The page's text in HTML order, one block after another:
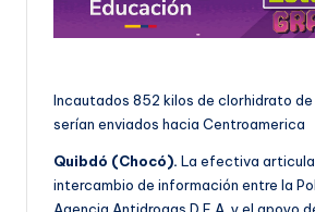
Incautados 852 kilos de clorhidrato
serían enviados hacia Centroamerica
Quibdó (Chocó). La efectiva
intercambio de información entre la